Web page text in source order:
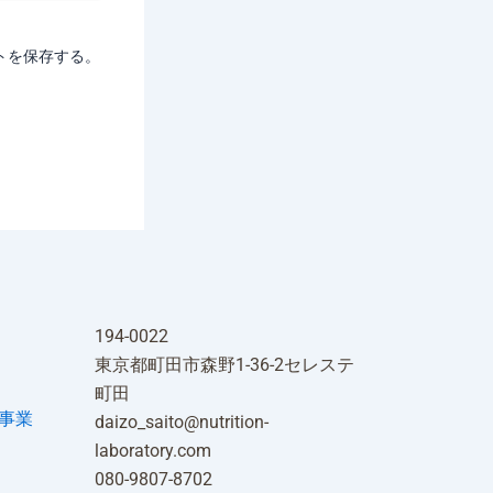
保存する。
業
194-0022
東京都町田市森野1-36-2セレステ
町田
daizo_saito@nutrition-
laboratory.com
080-9807-8702